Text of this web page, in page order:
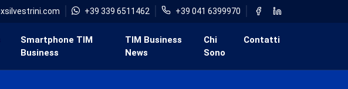
+39 339 6511462 +39 041 6399970
Smartphone TIM
Business
TIM Business
News
Chi
Sono
Contatti